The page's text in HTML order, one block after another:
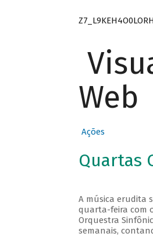
Web
Ações
Quartas
A música erudita
quarta-feira com
Orquestra
semanais,